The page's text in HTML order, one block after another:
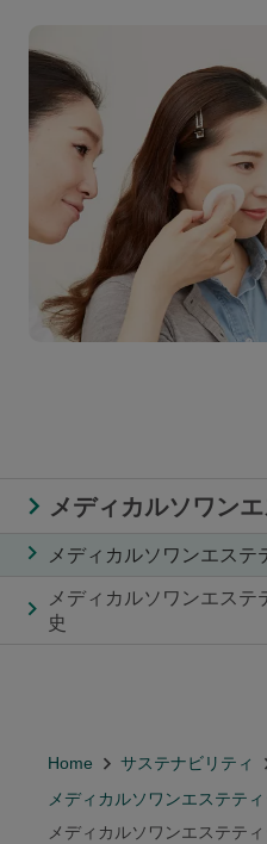
メディカルソワン
メディカルソワンエステ
メディカルソワンエス
史
Home サステナビリティ
メディカルソワンエステティ
メディカルソワンエステテ